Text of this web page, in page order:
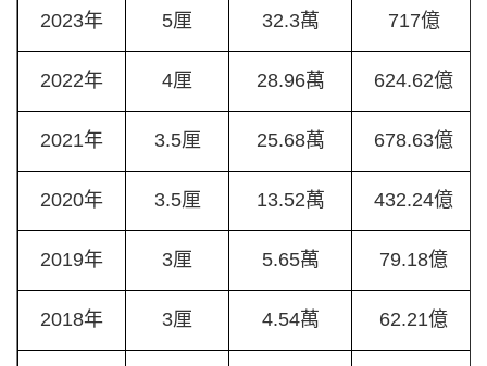
2023年 5厘 32.3萬 717億
2022年 4厘 28.96萬 624.62億
2021年 3.5厘 25.68萬 678.63億
2020年 3.5厘 13.52萬 432.24億
2019年 3厘 5.65萬 79.18億
2018年 3厘 4.54萬 62.21億